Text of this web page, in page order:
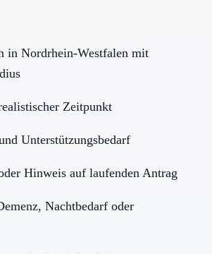
in Nordrhein-Westfalen mit
Zeitpunkt
Unterstützungsbedarf
Hinweis auf laufenden Antrag
Nachtbedarf oder